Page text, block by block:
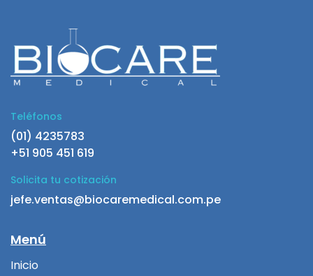
Teléfonos
(01) 4235783
+51 905 451 619
Solicita tu cotización
jefe.ventas@biocaremedical.com.pe
Menú
Inicio